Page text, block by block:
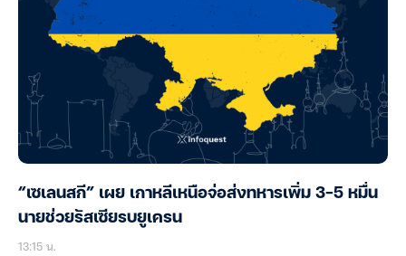
“เซเลนสกี” เผย เกาหลีเหนือจ่อส่งทหารเพิ่ม 3-5 หมื่น
นายช่วยรัสเซียรบยูเครน
13:15 น.